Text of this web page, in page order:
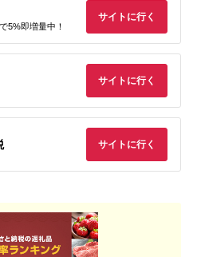
5%即増量中！
サイトに行く
サイトに行く
サイトに行く